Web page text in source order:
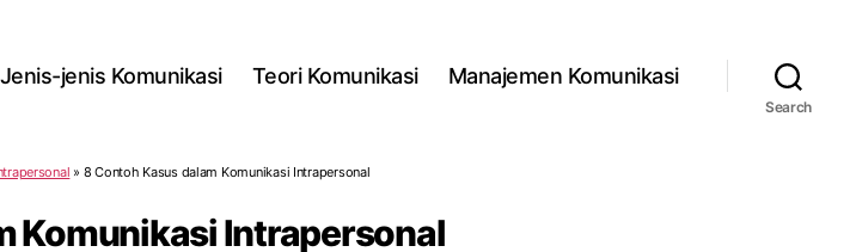
Jenis-jenis Komunikasi Teori Komunikasi Manajemen Komunikasi
Search
» 8 Contoh Kasus dalam Komunikasi Intrapersonal
Komunikasi Intrapersonal